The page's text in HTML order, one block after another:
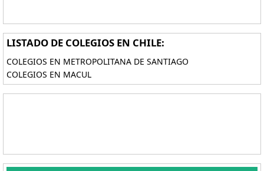
LISTADO DE COLEGIOS EN CHILE:
COLEGIOS EN METROPOLITANA DE SANTIAGO
COLEGIOS EN MACUL